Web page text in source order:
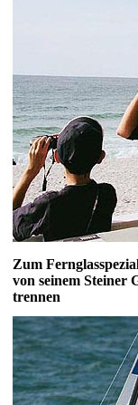
Zum
von seinem Steiner
trennen